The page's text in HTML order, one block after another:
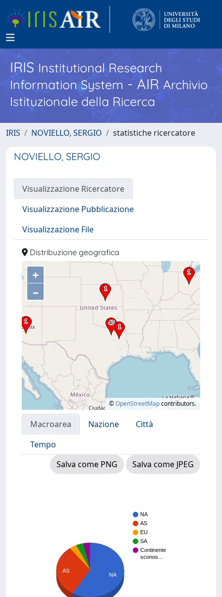
IRISInstitutional Research
Information System - AIR Archivio
Istituzionale della Ricerca
IRIS NOVIELLO, SERGIO statistiche ricercatore
NOVIELLO, SERGIO
Visualizzazione Ricercatore
Visualizzazione Pubblicazione
Visualizzazione File
Distribuzione geografica
+
–
©OpenStreetMapcontributors.
Macroarea Nazione
Città
Tempo
Salva come PNG
Salva come JPEG
NA
AS
EU
SA
Continente
sconos…
AS
NA